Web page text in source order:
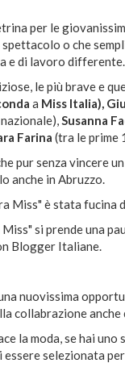
per le
spettacolo o che
e di lavoro differente.
le più brave e
a Miss Italia),
nazionale),Susanna
Farina (tra le prime
pur senza vincere
anche in Abruzzo.
Miss" è stata fucina
si prende una
Blogger Italiane.
nuovissima
collabrazione anche
la moda, se hai
essere selezionata